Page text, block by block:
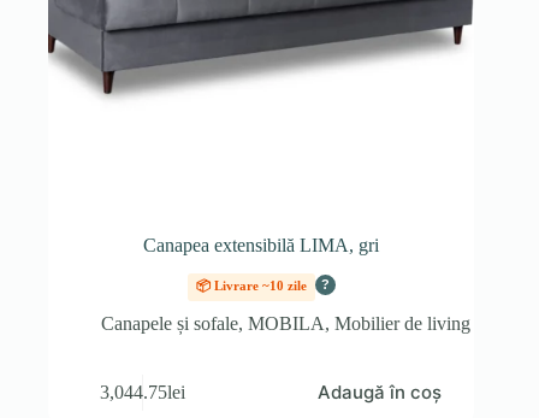
Canapea extensibilă LIMA, gri
📦 Livrare ~10 zile ?
Canapele și sofale, MOBILA, Mobilier de living
3,044.75lei Adaugă în coș